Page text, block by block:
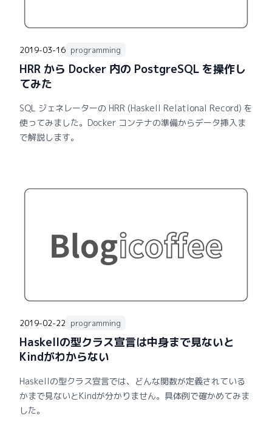
2019-03-16 programming
HRR から Docker 内の PostgreSQL を操作し
てみた
SQL ジェネレーターの HRR (Haskell Relational Record) を
使ってみました。Docker コンテナの準備からデータ挿入ま
で解説します。
2019-02-22 programming
Haskellの型クラス宣言は中身まで見ないと
Kindがわからない
Haskellの型クラス宣言では、どんな関数が定義されている
かまで見ないとKindが分かりません。具体例で確かめてみま
した。